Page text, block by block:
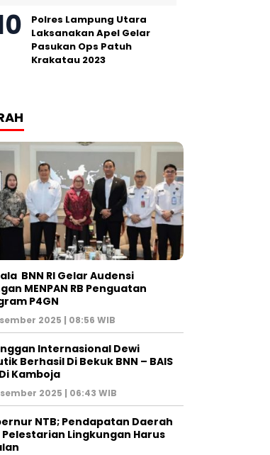
Polres Lampung Utara
Laksanakan Apel Gelar
Pasukan Ops Patuh
Krakatau 2023
BNN RI Gelar Audensi
MENPAN RB Penguatan
P4GN
2025 | 08:56 WIB
Internasional Dewi
Berhasil Di Bekuk BNN – BAIS
Kamboja
2025 | 06:43 WIB
NTB; Pendapatan Daerah
Pelestarian Lingkungan Harus